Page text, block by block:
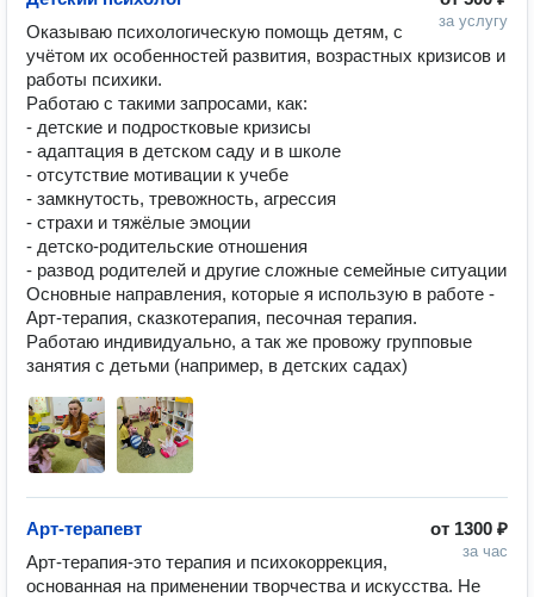
за услугу
Оказываю психологическую помощь детям, с
учётом их особенностей развития, возрастных кризисов и
работы психики.
Работаю с такими запросами, как:
- детские и подростковые кризисы
- адаптация в детском саду и в школе
- отсутствие мотивации к учебе
- замкнутость, тревожность, агрессия
- страхи и тяжёлые эмоции
- детско-родительские отношения
- развод родителей и другие сложные семейные ситуации
Основные направления, которые я использую в работе -
Арт-терапия, сказкотерапия, песочная терапия.
Работаю индивидуально, а так же провожу групповые
занятия с детьми (например, в детских садах)
от 1300 ₽
за час
Арт-терапевт
Арт-терапия-это терапия и психокоррекция,
основанная на применении творчества и искусства. Не